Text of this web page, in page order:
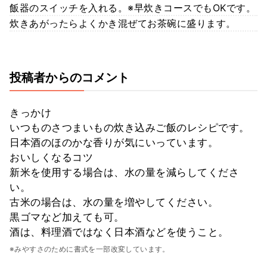
飯器のスイッチを入れる。※早炊きコースでもOKです。
炊きあがったらよくかき混ぜてお茶碗に盛ります。
投稿者からのコメント
きっかけ
いつものさつまいもの炊き込みご飯のレシピです。
日本酒のほのかな香りが気にいっています。
おいしくなるコツ
新米を使用する場合は、水の量を減らしてくださ
い。
古米の場合は、水の量を増やしてください。
黒ゴマなど加えても可。
酒は、料理酒ではなく日本酒などを使うこと。
※みやすさのために書式を一部改変しています。